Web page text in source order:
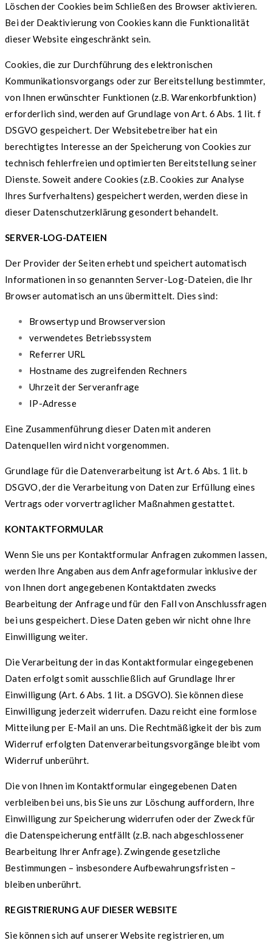
Löschen der Cookies beim Schließen des Browser aktivieren.
Bei der Deaktivierung von Cookies kann die Funktionalität
dieser Website eingeschränkt sein.
Cookies, die zur Durchführung des elektronischen
Kommunikationsvorgangs oder zur Bereitstellung bestimmter,
von Ihnen erwünschter Funktionen (z.B. Warenkorbfunktion)
erforderlich sind, werden auf Grundlage von Art. 6 Abs. 1 lit. f
DSGVO gespeichert. Der Websitebetreiber hat ein
berechtigtes Interesse an der Speicherung von Cookies zur
technisch fehlerfreien und optimierten Bereitstellung seiner
Dienste. Soweit andere Cookies (z.B. Cookies zur Analyse
Ihres Surfverhaltens) gespeichert werden, werden diese in
dieser Datenschutzerklärung gesondert behandelt.
SERVER-LOG-DATEIEN
Der Provider der Seiten erhebt und speichert automatisch
Informationen in so genannten Server-Log-Dateien, die Ihr
Browser automatisch an uns übermittelt. Dies sind:
Browsertyp und Browserversion
verwendetes Betriebssystem
Referrer URL
Hostname des zugreifenden Rechners
Uhrzeit der Serveranfrage
IP-Adresse
Eine Zusammenführung dieser Daten mit anderen
Datenquellen wird nicht vorgenommen.
Grundlage für die Datenverarbeitung ist Art. 6 Abs. 1 lit. b
DSGVO, der die Verarbeitung von Daten zur Erfüllung eines
Vertrags oder vorvertraglicher Maßnahmen gestattet.
KONTAKTFORMULAR
Wenn Sie uns per Kontaktformular Anfragen zukommen lassen,
werden Ihre Angaben aus dem Anfrageformular inklusive der
von Ihnen dort angegebenen Kontaktdaten zwecks
Bearbeitung der Anfrage und für den Fall von Anschlussfragen
bei uns gespeichert. Diese Daten geben wir nicht ohne Ihre
Einwilligung weiter.
Die Verarbeitung der in das Kontaktformular eingegebenen
Daten erfolgt somit ausschließlich auf Grundlage Ihrer
Einwilligung (Art. 6 Abs. 1 lit. a DSGVO). Sie können diese
Einwilligung jederzeit widerrufen. Dazu reicht eine formlose
Mitteilung per E-Mail an uns. Die Rechtmäßigkeit der bis zum
Widerruf erfolgten Datenverarbeitungsvorgänge bleibt vom
Widerruf unberührt.
Die von Ihnen im Kontaktformular eingegebenen Daten
verbleiben bei uns, bis Sie uns zur Löschung auffordern, Ihre
Einwilligung zur Speicherung widerrufen oder der Zweck für
die Datenspeicherung entfällt (z.B. nach abgeschlossener
Bearbeitung Ihrer Anfrage). Zwingende gesetzliche
Bestimmungen – insbesondere Aufbewahrungsfristen –
bleiben unberührt.
REGISTRIERUNG AUF DIESER WEBSITE
Sie können sich auf unserer Website registrieren, um